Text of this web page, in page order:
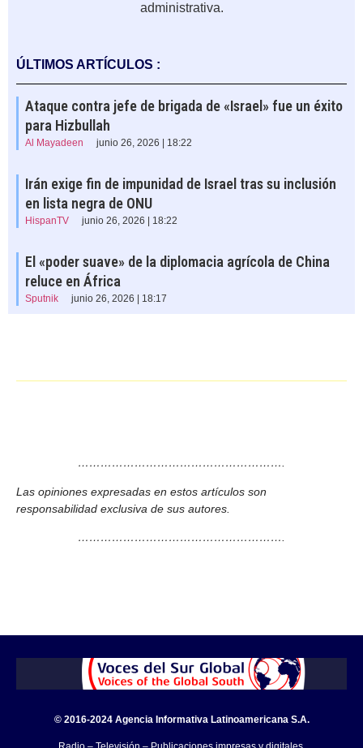
administrativa.
ÚLTIMOS ARTÍCULOS :
Ataque contra jefe de brigada de «Israel» fue un éxito
para Hizbullah
Al Mayadeen junio 26, 2026 | 18:22
Irán exige fin de impunidad de Israel tras su inclusión
en lista negra de ONU
HispanTV junio 26, 2026 | 18:22
El «poder suave» de la diplomacia agrícola de China
reluce en África
Sputnik junio 26, 2026 | 18:17
……………………………………………….
Las opiniones expresadas en estos artículos son
responsabilidad exclusiva de sus autores.
……………………………………………….
© 2016-2024 Agencia Informativa Latinoamericana S.A.